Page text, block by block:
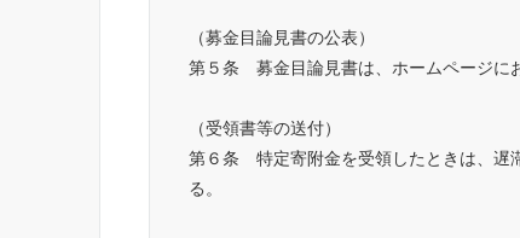
（募金目論見書の公表）
第５条　募金目論見書は、ホームページに
（受領書等の送付）
第６条　特定寄附金を受領したときは、
る。